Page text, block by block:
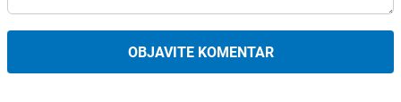
OBJAVITE KOMENTAR